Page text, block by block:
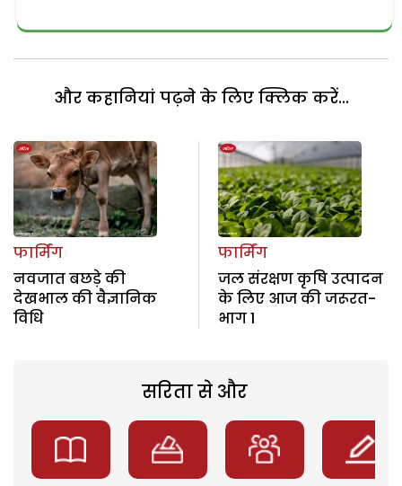
और कहानियां पढ़ने के लिए क्लिक करें...
फार्मिंग
नवजात बछड़े की
देखभाल की वैज्ञानिक
विधि
फार्मिंग
जल संरक्षण कृषि उत्पादन
के लिए आज की जरूरत-
भाग 1
सरिता से और